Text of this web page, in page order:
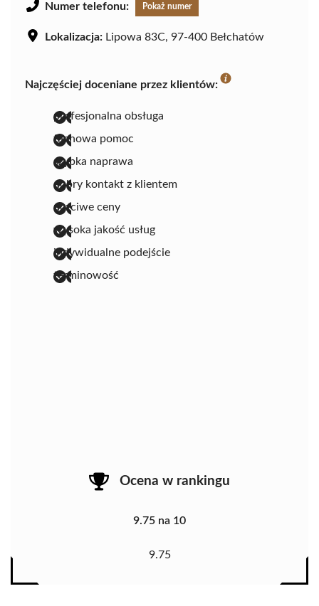
Numer telefonu: Pokaż numer
Lokalizacja: Lipowa 83C, 97-400 Bełchatów
Najczęściej doceniane przez klientów:
profesjonalna obsługa
fachowa pomoc
szybka naprawa
dobry kontakt z klientem
uczciwe ceny
wysoka jakość usług
indywidualne podejście
terminowość
Ocena w rankingu
9.75 na 10
9.75